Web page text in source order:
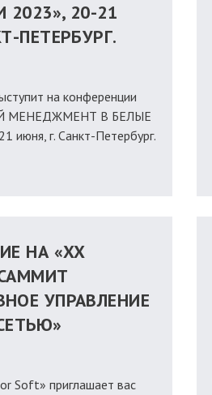
20-21
ПЕТЕРБУРГ.
на конференции
МЕНЕДЖМЕНТ В БЕЛЫЕ
июня, г. Санкт-Петербург.
НА «XX
УПРАВЛЕНИЕ
Soft» приглашает вас